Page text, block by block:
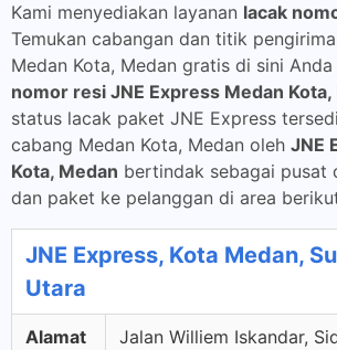
Kami menyediakan layanan lacak
Temukan cabangan dan titik
Medan Kota, Medan gratis di sini
nomor resi JNE Express Medan Kota,
status lacak paket JNE Express
cabang Medan Kota, Medan oleh JNE
Kota, Medan bertindak sebagai pusat
dan paket ke pelanggan di area
JNE Express, Kota Medan,
Utara
Alamat
Jalan Williem Iskandar,